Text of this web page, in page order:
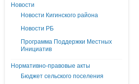
Новости
Новости Кигинского района
Новости РБ
Программа Поддержки Местных
Инициатив
Нормативно-правовые акты
Бюджет сельского поселения